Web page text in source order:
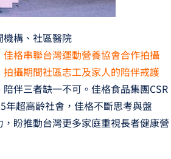
構、社區醫院
佳格串聯台灣運動營養協會合作拍攝
攝期間社區志工及家人的陪伴戒護
伴三者缺一不可。佳格食品集團CSR
超高齡社會，佳格不斷思考與盤
盼推動台灣更多家庭重視長者健康營